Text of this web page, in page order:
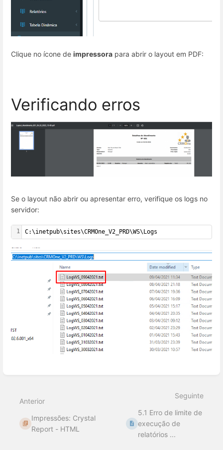
Clique no ícone de impressora para abrir o layout em PDF:
Verificando erros
Se o layout não abrir ou apresentar erro, verifique os logs no
servidor:
1 C:\inetpub\sites\CRMOne_V2_PRD\WS\Logs
de
seleção
seção
Anterior
Impressões: Crystal
Report - HTML
Seguinte
5.1 Erro de limite de
execução de
relatórios ...